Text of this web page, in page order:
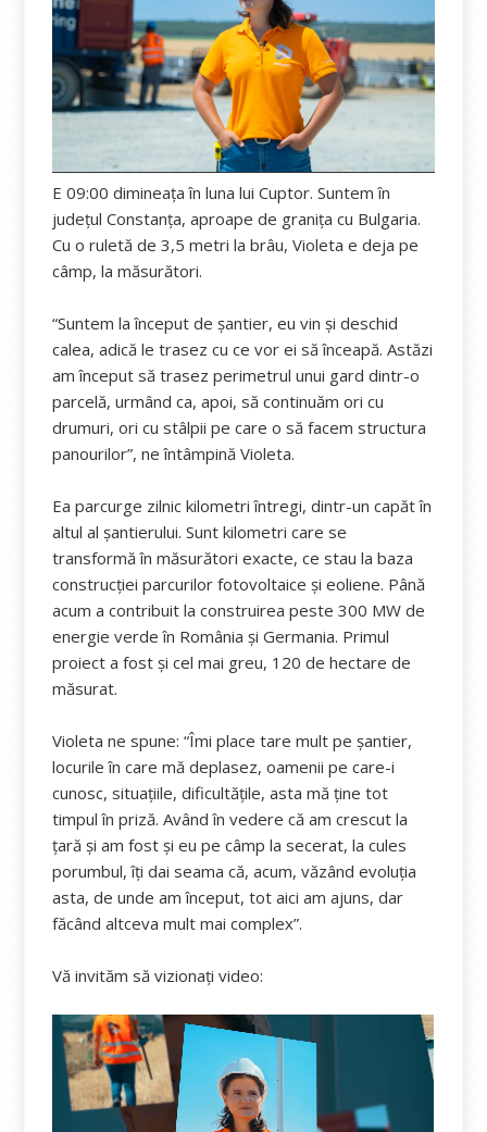
E 09:00 dimineața în luna lui Cuptor. Suntem în
județul Constanța, aproape de granița cu Bulgaria.
Cu o ruletă de 3,5 metri la brâu, Violeta e deja pe
câmp, la măsurători.
“Suntem la început de șantier, eu vin și deschid
calea, adică le trasez cu ce vor ei să înceapă. Astăzi
am început să trasez perimetrul unui gard dintr-o
parcelă, urmând ca, apoi, să continuăm ori cu
drumuri, ori cu stâlpii pe care o să facem structura
panourilor”, ne întâmpină Violeta.
Ea parcurge zilnic kilometri întregi, dintr-un capăt în
altul al șantierului. Sunt kilometri care se
transformă în măsurători exacte, ce stau la baza
construcției parcurilor fotovoltaice și eoliene. Până
acum a contribuit la construirea peste 300 MW de
energie verde în România și Germania. Primul
proiect a fost și cel mai greu, 120 de hectare de
măsurat.
Violeta ne spune: “Îmi place tare mult pe șantier,
locurile în care mă deplasez, oamenii pe care-i
cunosc, situațiile, dificultățile, asta mă ține tot
timpul în priză. Având în vedere că am crescut la
țară și am fost și eu pe câmp la secerat, la cules
porumbul, îți dai seama că, acum, văzând evoluția
asta, de unde am început, tot aici am ajuns, dar
făcând altceva mult mai complex”.
Vă invităm să vizionați video: